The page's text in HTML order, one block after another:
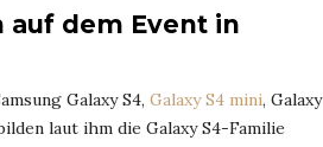
auf dem Event in
Galaxy S4, Galaxy S4 mini, Galaxy
laut ihm die Galaxy S4-Familie